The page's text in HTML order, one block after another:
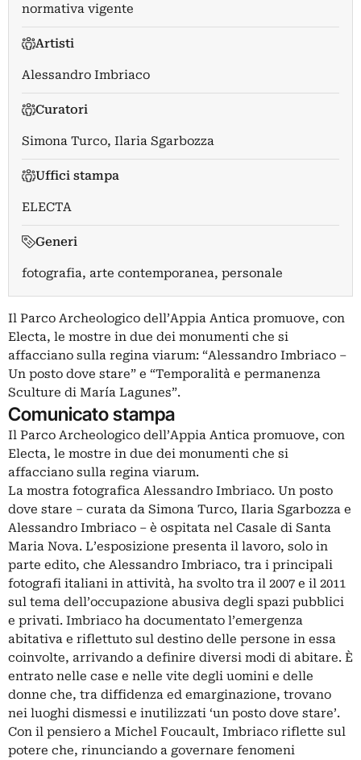
normativa vigente
Artisti
Alessandro Imbriaco
Curatori
Simona Turco, Ilaria Sgarbozza
Uffici stampa
ELECTA
Generi
fotografia, arte contemporanea, personale
Il Parco Archeologico dell’Appia Antica promuove, con
Electa, le mostre in due dei monumenti che si
affacciano sulla regina viarum: “Alessandro Imbriaco –
Un posto dove stare” e “Temporalità e permanenza
Sculture di María Lagunes”.
Comunicato stampa
Il Parco Archeologico dell’Appia Antica promuove, con
Electa, le mostre in due dei monumenti che si
affacciano sulla regina viarum.
La mostra fotografica Alessandro Imbriaco. Un posto
dove stare – curata da Simona Turco, Ilaria Sgarbozza e
Alessandro Imbriaco – è ospitata nel Casale di Santa
Maria Nova. L’esposizione presenta il lavoro, solo in
parte edito, che Alessandro Imbriaco, tra i principali
fotografi italiani in attività, ha svolto tra il 2007 e il 2011
sul tema dell’occupazione abusiva degli spazi pubblici
e privati. Imbriaco ha documentato l’emergenza
abitativa e riflettuto sul destino delle persone in essa
coinvolte, arrivando a definire diversi modi di abitare. È
entrato nelle case e nelle vite degli uomini e delle
donne che, tra diffidenza ed emarginazione, trovano
nei luoghi dismessi e inutilizzati ‘un posto dove stare’.
Con il pensiero a Michel Foucault, Imbriaco riflette sul
potere che, rinunciando a governare fenomeni